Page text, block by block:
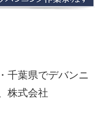
千葉県でデバンニ
株式会社